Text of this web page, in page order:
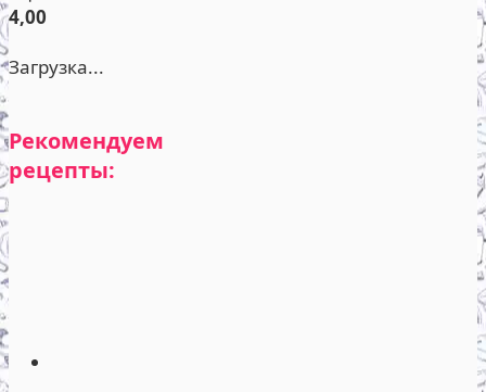
4,00
Загрузка...
Рекомендуем
рецепты: